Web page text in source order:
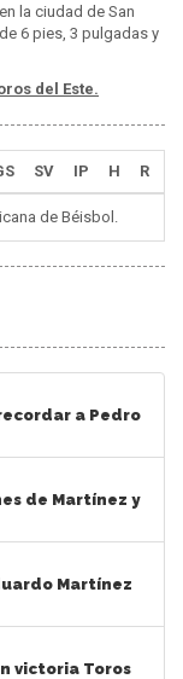
la ciudad de San
6 pies, 3 pulgadas y
del Este.
SV IP H R
de Béisbol.
a Pedro
de Martínez y
Martínez
victoria Toros